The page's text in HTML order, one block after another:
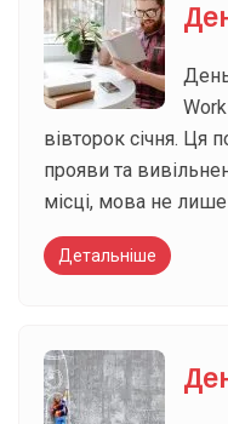
вівторок січня. Ця
прояви та
місці, мова не
Детальніше